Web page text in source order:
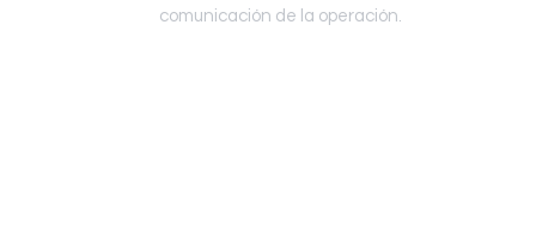
comunicación de la operación.